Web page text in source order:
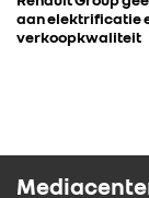
aan elektrificatie
verkoopkwaliteit